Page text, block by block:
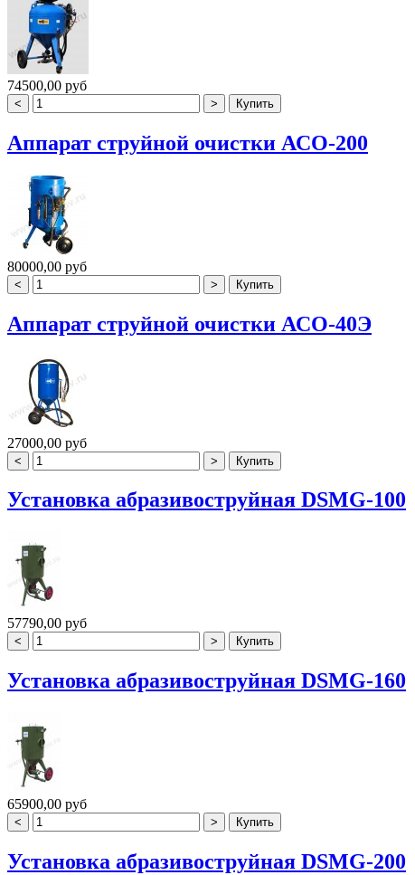
74500,00 руб
Аппарат струйной очистки АСО-200
80000,00 руб
Аппарат струйной очистки АСО-40Э
27000,00 руб
Установка абразивоструйная DSMG-100
57790,00 руб
Установка абразивоструйная DSMG-160
65900,00 руб
Установка абразивоструйная DSMG-200